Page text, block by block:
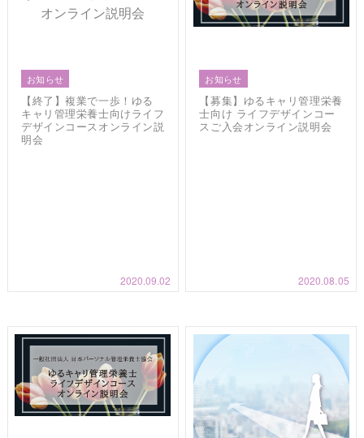
お知らせ
【終了】複業で一歩！ゆる
キャリ管理栄養士向けライフ
デザインコースオンライン説
明会
2020.09.02
お知らせ
【募集】ゆるキャリ管理栄養
士向け ライフデザインコー
スご入会オンライン説明会
2020.08.05